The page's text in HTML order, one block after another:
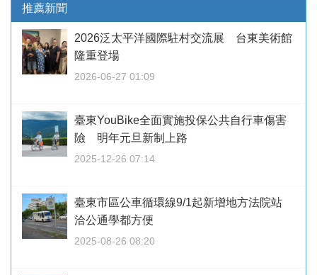
推薦新聞
2026泛太平洋國際駐村交流展 台東美術館
隆重登場
2026-06-27 01:09
臺東YouBike全面實施投保公共自行車傷害
險 明年元旦新制上路
2025-12-26 07:14
臺東市區公車循環線9/1起新增地方法院站
洽公通學都方便
2025-08-26 08:20